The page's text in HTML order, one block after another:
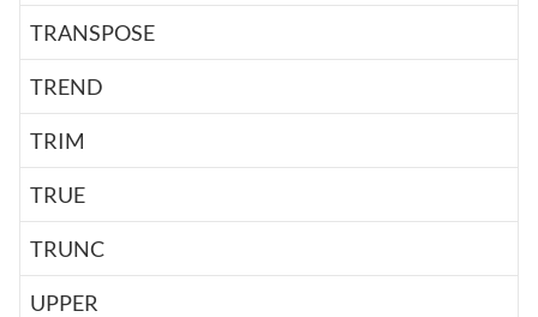
TRANSPOSE
TREND
TRIM
TRUE
TRUNC
UPPER